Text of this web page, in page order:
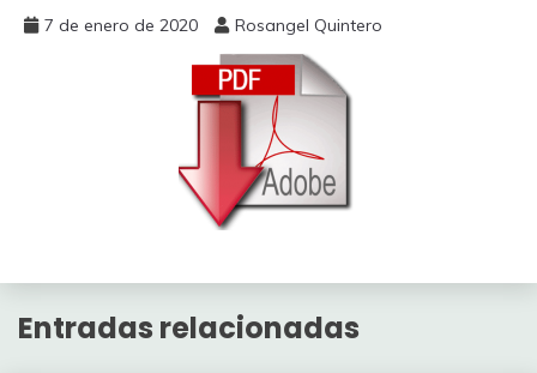
7 de enero de 2020 Rosangel Quintero
Entradas relacionadas